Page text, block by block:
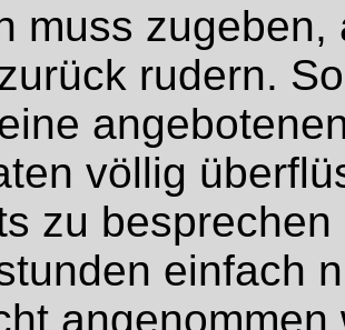
muss
rudern.
völlig
zu
einfach